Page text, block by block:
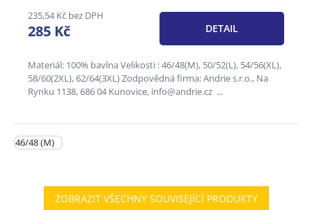
235,54 Kč bez DPH
285 Kč DETAIL
Materiál: 100% bavlna Velikosti : 46/48(M), 50/52(L), 54/56(XL),
58/60(2XL), 62/64(3XL) Zodpovědná firma: Andrie s.r.o., Na
Rynku 1138, 686 04 Kunovice, info@andrie.cz ...
46/48 (M)
ZOBRAZIT VŠECHNY SOUVISEJÍCÍ PRODUKTY